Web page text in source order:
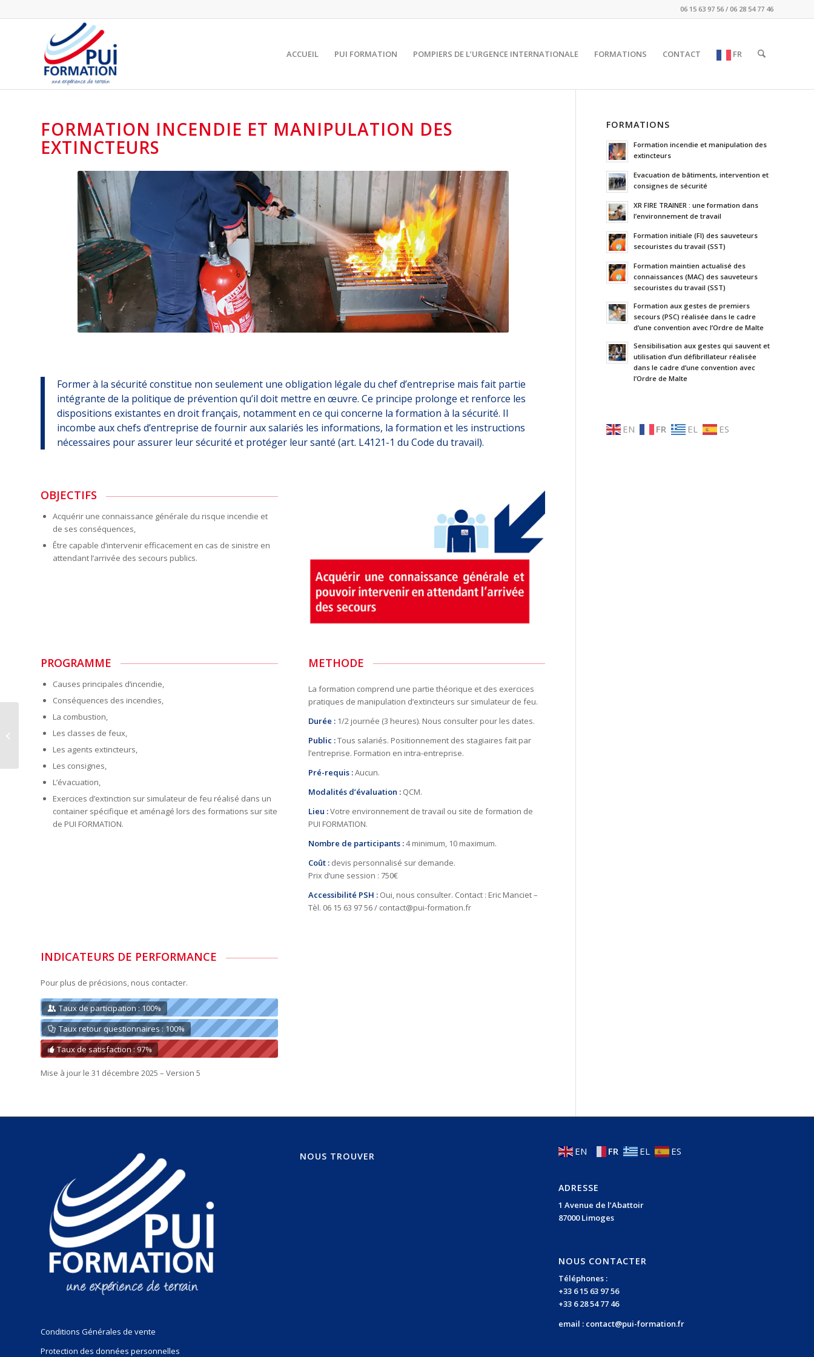
06 15 63 97 56 / 06 28 54 77 46
ACCUEIL PUI FORMATION POMPIERS DE L’URGENCE INTERNATIONALE FORMATIONS CONTACT FR
FORMATION INCENDIE ET MANIPULATION DES
EXTINCTEURS
Former à la sécurité constitue non seulement une obligation légale du chef d’entreprise mais fait partie
intégrante de la politique de prévention qu’il doit mettre en œuvre. Ce principe prolonge et renforce les
dispositions existantes en droit français, notamment en ce qui concerne la formation à la sécurité. Il
incombe aux chefs d’entreprise de fournir aux salariés les informations, la formation et les instructions
nécessaires pour assurer leur sécurité et protéger leur santé (art. L4121-1 du Code du travail).
OBJECTIFS
Acquérir une connaissance générale du risque incendie et
de ses conséquences,
Être capable d’intervenir efficacement en cas de sinistre en
attendant l’arrivée des secours publics.
PROGRAMME
Causes principales d’incendie,
Conséquences des incendies,
La combustion,
Les classes de feux,
Les agents extincteurs,
Les consignes,
L’évacuation,
Exercices d’extinction sur simulateur de feu réalisé dans un
container spécifique et aménagé lors des formations sur site
de PUI FORMATION.
METHODE
La formation comprend une partie théorique et des exercices
pratiques de manipulation d’extincteurs sur simulateur de feu.
Durée : 1/2 journée (3 heures). Nous consulter pour les dates.
Public :Tous salariés. Positionnement des stagiaires fait par
l’entreprise. Formation en intra-entreprise.
Pré-requis :Aucun.
Modalités d’évaluation :QCM.
Lieu :Votre environnement de travail ou site de formation de
PUI FORMATION.
Nombre de participants :4 minimum, 10 maximum.
Coût : devis personnalisé sur demande.
Prix d’une session : 750€
Accessibilité PSH :Oui, nous consulter. Contact : Eric Manciet –
Tèl. 06 15 63 97 56 / contact@pui-formation.fr
INDICATEURS DE PERFORMANCE
Pour plus de précisions, nous contacter.
Taux de participation : 100%
Taux retour questionnaires : 100%
Taux de satisfaction : 97%
Mise à jour le 31 décembre 2025 – Version 5
FORMATIONS
Formation incendie et manipulation des
extincteurs
Evacuation de bâtiments, intervention et
consignes de sécurité
XR FIRE TRAINER : une formation dans
l’environnement de travail
Formation initiale (FI) des sauveteurs
secouristes du travail (SST)
Formation maintien actualisé des
connaissances (MAC) des sauveteurs
secouristes du travail (SST)
Formation aux gestes de premiers
secours (PSC) réalisée dans le cadre
d’une convention avec l’Ordre de Malte
Sensibilisation aux gestes qui sauvent et
utilisation d’un défibrillateur réalisée
dans le cadre d’une convention avec
l’Ordre de Malte
EN FR EL ES
Conditions Générales de vente
Protection des données personnelles
NOUS TROUVER EN FR EL ES
ADRESSE
1 Avenue de l’Abattoir
87000 Limoges
NOUS CONTACTER
Téléphones :
+33 6 15 63 97 56
+33 6 28 54 77 46
email : contact@pui-formation.fr
Evacuation de
bâtiments,
consignes de sécurité